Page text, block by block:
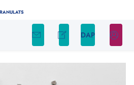
DAP
DE GRANULATS